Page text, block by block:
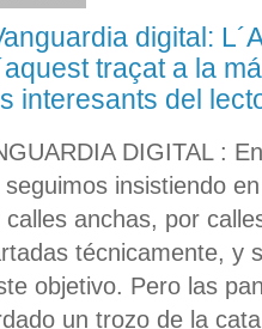
digital:
traçat a la
interesants del
DIGITAL :
insistiendo
calles anchas, por
técnicamente, y
objetivo. Pero las
un trozo de la